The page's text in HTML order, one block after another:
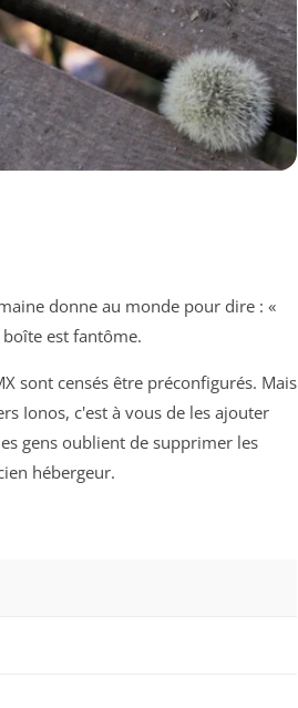
donne au monde pour dire : «
est fantôme.
sont censés être préconfigurés. Mais
Ionos, c'est à vous de les ajouter
gens oublient de supprimer les
hébergeur.